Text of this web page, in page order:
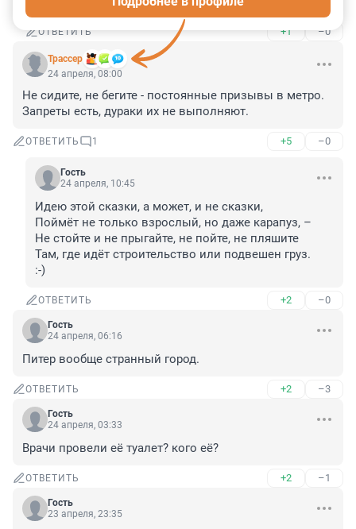
ОТВЕТИТЬ +1 –0
Трассер
24 апреля, 08:00
Не сидите, не бегите - постоянные призывы в метро.
Запреты есть, дураки их не выполняют.
ОТВЕТИТЬ 1 +5 –0
Гость
24 апреля, 10:45
Идею этой сказки, а может, и не сказки,
Поймёт не только взрослый, но даже карапуз, –
Не стойте и не прыгайте, не пойте, не пляшите
Там, где идёт строительство или подвешен груз.
:-)
ОТВЕТИТЬ +2 –0
Гость
24 апреля, 06:16
Питер вообще странный город.
ОТВЕТИТЬ +2 –3
Гость
24 апреля, 03:33
Врачи провели её туалет? кого её?
ОТВЕТИТЬ +2 –1
Гость
23 апреля, 23:35